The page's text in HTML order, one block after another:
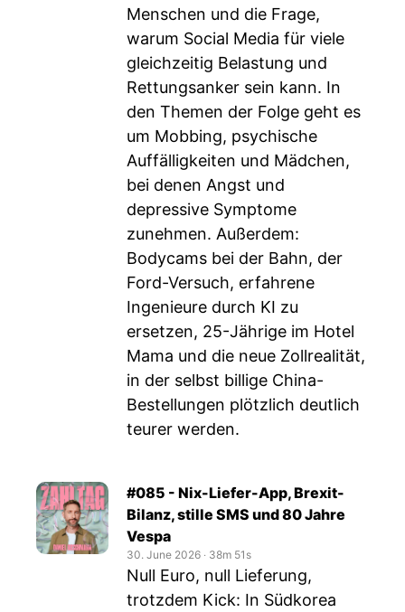
Menschen und die Frage,
warum Social Media für viele
gleichzeitig Belastung und
Rettungsanker sein kann. In
den Themen der Folge geht es
um Mobbing, psychische
Auffälligkeiten und Mädchen,
bei denen Angst und
depressive Symptome
zunehmen. Außerdem:
Bodycams bei der Bahn, der
Ford-Versuch, erfahrene
Ingenieure durch KI zu
ersetzen, 25-Jährige im Hotel
Mama und die neue Zollrealität,
in der selbst billige China-
Bestellungen plötzlich deutlich
teurer werden.
#085 - Nix-Liefer-App, Brexit-
Bilanz, stille SMS und 80 Jahre
Vespa
30. June 2026 ‧ 38m 51s
Null Euro, null Lieferung,
trotzdem Kick: In Südkorea